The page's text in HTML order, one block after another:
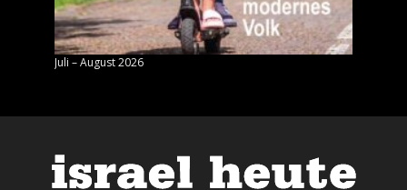
Juli – August 2026